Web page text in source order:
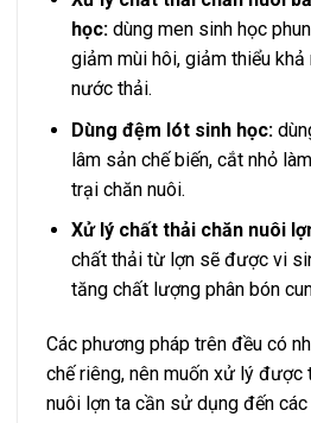
học:dùng men sinh học
giảm mùi hôi, giảm thiểu khả
nước thải.
Dùng đệm lót sinh học:
lâm sản chế biến, cắt nhỏ
trại chăn nuôi.
Xử lý chất thải chăn nuôi
chất thải từ lợn sẽ được vi
tăng chất lượng phân bón
Các phương pháp trên đều có
chế riêng, nên muốn xử lý
nuôi lợn ta cần sử dụng đến